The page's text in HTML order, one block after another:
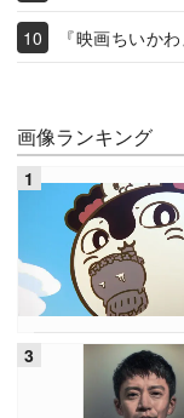
『映画ちいか
画像ランキング